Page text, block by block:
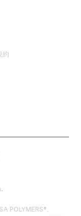
約
POLYMERS®、